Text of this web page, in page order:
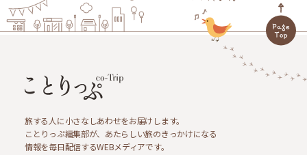
旅する人に小さなしあわせをお届けします。
ことりっぷ編集部が、あたらしい旅のきっかけになる
情報を毎日配信するWEBメディアです。